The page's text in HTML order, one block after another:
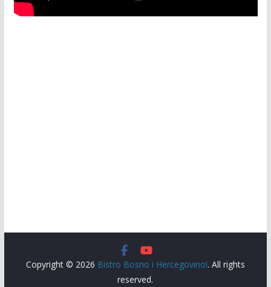
Copyright © 2026 Bistro Bosno i Hercegovino!. All rights
reserved.